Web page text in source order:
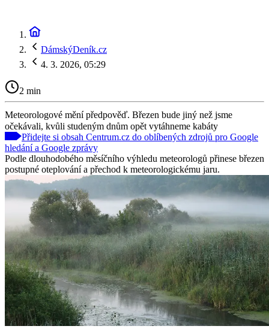
DámskýDeník.cz
4. 3. 2026, 05:29
2 min
Meteorologové mění předpověď. Březen bude jiný než jsme
očekávali, kvůli studeným dnům opět vytáhneme kabáty
Přidejte si obsah Centrum.cz do oblíbených zdrojů pro Google
hledání a Google zprávy
Podle dlouhodobého měsíčního výhledu meteorologů přinese březen
postupné oteplování a přechod k meteorologickému jaru.